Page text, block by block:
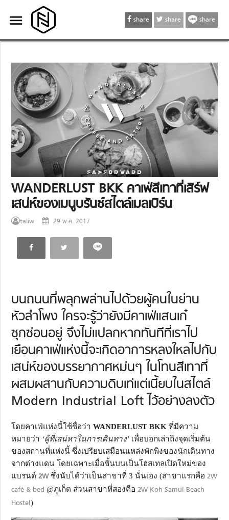
menu
menu share share share
WANDERLUST BKK คาเฟ่สีเทาที่เสิร์ฟ
เสน่ห์ของเมนูบรันช์สไตล์เมลเบิร์น
taliw 29 พ.ค. 2017
บนถนนที่พลุกพล่านไปด้วยผู้คนในย่าน
หัวลำโพง ใครจะรู้ว่ายังมีคาเฟ่แสนเก๋
ซุกซ่อนอยู่ จึงไม่แปลกหากทันทีที่เราไป
เยือนคาเฟ่แห่งนี้จะเกิดอาการหลงใหลไปกับ
เสน่ห์ของบรรยากาศหม่นๆ ในโทนสีเทาที่
ผสมผสานกับความดิบเท่แต่เนี้ยบในสไตล์
Modern Industrial Loft ไว้อย่างลงตัว
โดยคาเฟ่แห่งนี้ใช้ชื่อว่าWANDERLUST BKK ที่มีความ
หมายว่า ‘ผู้ที่เสน่หาในการเดินทาง’ เพื่อบอกเล่าถึงจุดเริ่มต้น
ของสถานที่แห่งนี้ ซึ่งเปรียบเสมือนแหล่งพักพิงของนักเดินทาง
จากต่างแดน โดยเฉพาะเมื่อชั้นบนเป็นโฮสเทลเปิดใหม่ของ
แบรนด์2Wซึ่งนับได้ว่าเป็นสาขาที่ 3 นั่นเอง (สาขาแรกคือ 2W
café & bed @ภูเก็ต ส่วนสาขาที่สองคือ 2W Koh Samui Beach
Hostel)